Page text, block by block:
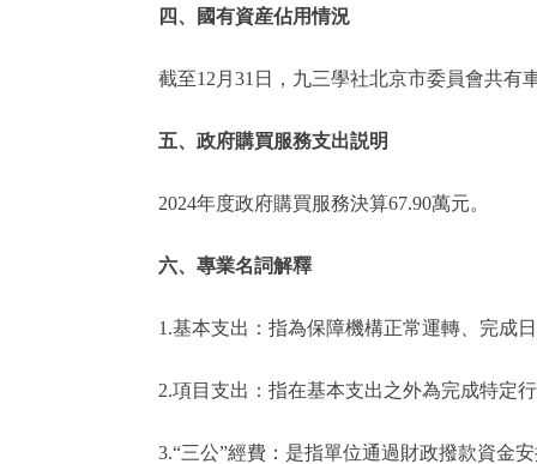
四、國有資産佔用情況
截至12月31日，九三學社北京市委員會共有
五、政府購買服務支出説明
2024年度政府購買服務決算67.90萬元。
六、專業名詞解釋
1.基本支出：指為保障機構正常運轉、完成
2.項目支出：指在基本支出之外為完成特定
3.“三公”經費：是指單位通過財政撥款資金